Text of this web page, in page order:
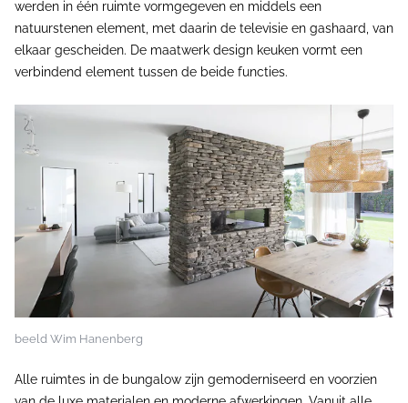
werden in één ruimte vormgegeven en middels een
natuurstenen element, met daarin de televisie en gashaard, van
elkaar gescheiden. De maatwerk design keuken vormt een
verbindend element tussen de beide functies.
beeld Wim Hanenberg
Alle ruimtes in de bungalow zijn gemoderniseerd en voorzien